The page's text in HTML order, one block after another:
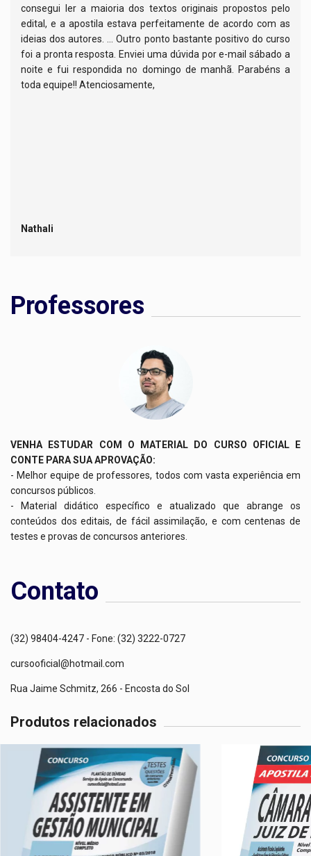
consegui ler a maioria dos textos originais propostos pelo
edital, e a apostila estava perfeitamente de acordo com as
ideias dos autores. ... Outro ponto bastante positivo do curso
foi a pronta resposta. Enviei uma dúvida por e-mail sábado a
noite e fui respondida no domingo de manhã. Parabéns a
toda equipe!! Atenciosamente,
Nathali
Professores
VENHA ESTUDAR COM O MATERIAL DO CURSO OFICIAL E
CONTE PARA SUA APROVAÇÃO:
- Melhor equipe de professores, todos com vasta experiência em
concursos públicos.
- Material didático específico e atualizado que abrange os
conteúdos dos editais, de fácil assimilação, e com centenas de
testes e provas de concursos anteriores.
Contato
(32) 98404-4247 - Fone: (32) 3222-0727
cursooficial@hotmail.com
Rua Jaime Schmitz, 266 - Encosta do Sol
Produtos relacionados